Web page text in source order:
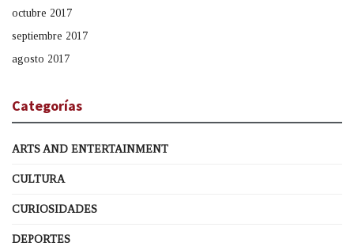
octubre 2017
septiembre 2017
agosto 2017
Categorías
ARTS AND ENTERTAINMENT
CULTURA
CURIOSIDADES
DEPORTES